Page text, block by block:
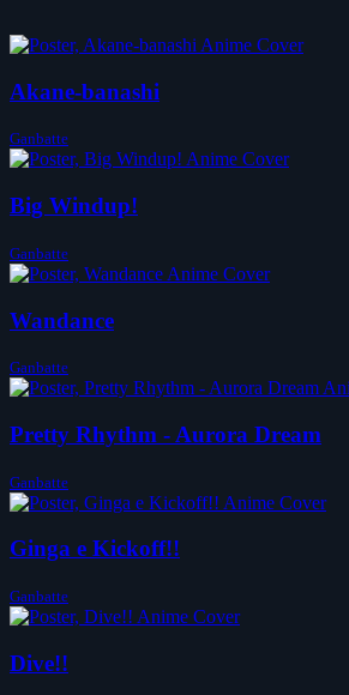
Akane-banashi
Ganbatte
Big Windup!
Ganbatte
Wandance
Ganbatte
Pretty Rhythm - Aurora Dream
Ganbatte
Ginga e Kickoff!!
Ganbatte
Dive!!